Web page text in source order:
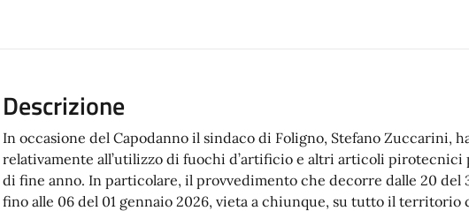
Descrizione
In occasione del Capodanno il sindaco di Foligno, Stefano Zuccarini,
relativamente all’utilizzo di fuochi d’artificio e altri articoli pirotecnici
di fine anno. In particolare, il provvedimento che decorre dalle 20 del
fino alle 06 del 01 gennaio 2026, vieta a chiunque, su tutto il territorio